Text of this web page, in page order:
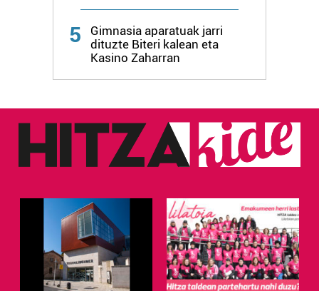
Webgune honek cookie propioak eta hirugarrenen cookie-
fitxategiak erabiltzen ditu. Zure esperientzia eta
zerbitzuak hobetzeko asmoz, cookie teknologiaz
baliatzen gara. Ohar hau onartuz gero, teknologia hori
erabiltzeko baimen esplizitua ematen diguzu.Gehiago
5
Gimnasia aparatuak jarri
dituzte Biteri kalean eta
Kasino Zaharran